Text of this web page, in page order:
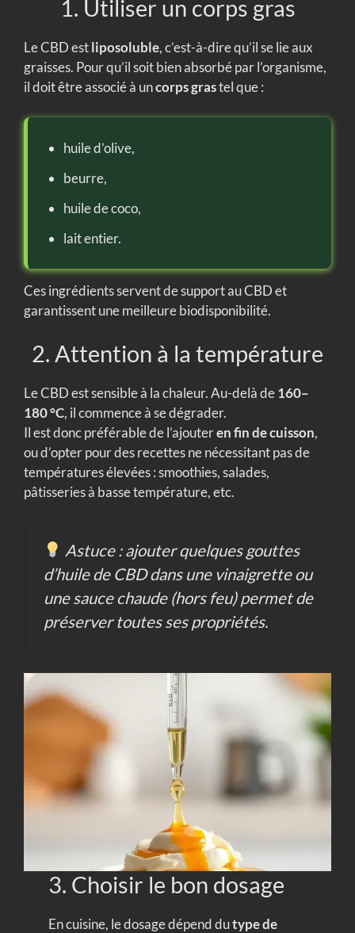
1. Utiliser un corps gras
Le CBD estliposoluble, c’est-à-dire qu’il se lie aux
graisses. Pour qu’il soit bien absorbé par l’organisme,
il doit être associé à uncorps grastel que :
huile d’olive,
beurre,
huile de coco,
lait entier.
Ces ingrédients servent de support au CBD et
garantissent une meilleure biodisponibilité.
2. Attention à la température
Le CBD est sensible à la chaleur. Au-delà de160–
180 °C, il commence à se dégrader.
Il est donc préférable de l’ajouteren fin de cuisson,
ou d’opter pour des recettes ne nécessitant pas de
températures élevées : smoothies, salades,
pâtisseries à basse température, etc.
Astuce : ajouter quelques gouttes
d’huile de CBD dans une vinaigrette ou
une sauce chaude (hors feu) permet de
préserver toutes ses propriétés.
3. Choisir le bon dosage
En cuisine, le dosage dépend dutype de